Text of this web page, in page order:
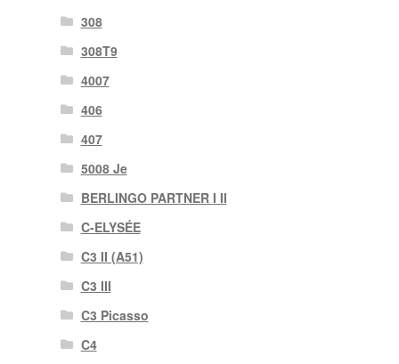
308
308T9
4007
406
407
5008 Je
BERLINGO PARTNER I II
C-ELYSÉE
C3 II (A51)
C3 III
C3 Picasso
C4